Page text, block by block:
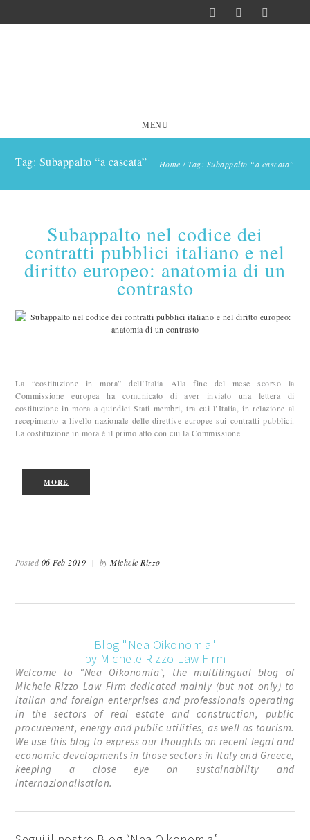
MENU
Home /Tag: Subappalto “a cascata”
Tag: Subappalto “a cascata”
Subappalto nel codice dei
contratti pubblici italiano e nel
diritto europeo: anatomia di un
contrasto
La “costituzione in mora” dell’Italia Alla fine del mese scorso la
Commissione europea ha comunicato di aver inviato una lettera di
costituzione in mora a quindici Stati membri, tra cui l’Italia, in relazione al
recepimento a livello nazionale delle direttive europee sui contratti pubblici.
La costituzione in mora è il primo atto con cui la Commissione
MORE
Posted06 Feb 2019 | byMichele Rizzo
Blog "Nea Oikonomia"
by Michele Rizzo Law Firm
Welcome to "Nea Oikonomia", the multilingual blog of
Michele Rizzo Law Firm dedicated mainly (but not only) to
Italian and foreign enterprises and professionals operating
in the sectors of real estate and construction, public
procurement, energy and public utilities, as well as tourism.
We use this blog to express our thoughts on recent legal and
economic developments in those sectors in Italy and Greece,
keeping a close eye on sustainability and
internazionalisation.